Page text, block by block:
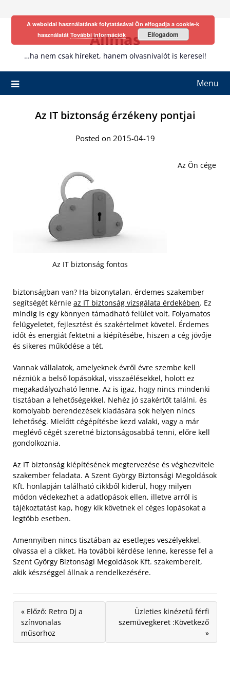
Allmas
…ha nem csak híreket, hanem olvasnivalót is keresel!
Menu
Az IT biztonság érzékeny pontjai
Posted on 2015-04-19
Az IT biztonság fontos
Az Ön cége
biztonságban van? Ha bizonytalan, érdemes szakember
segítségét kérnie az IT biztonság vizsgálata érdekében. Ez
mindig is egy könnyen támadható felület volt. Folyamatos
felügyeletet, fejlesztést és szakértelmet követel. Érdemes
időt és energiát fektetni a kiépítésébe, hiszen a cég jövője
és sikeres működése a tét.
Vannak vállalatok, amelyeknek évről évre szembe kell
nézniük a belső lopásokkal, visszaélésekkel, holott ez
megakadályozható lenne. Az is igaz, hogy nincs mindenki
tisztában a lehetőségekkel. Nehéz jó szakértőt találni, és
komolyabb berendezések kiadására sok helyen nincs
lehetőség. Mielőtt cégépítésbe kezd valaki, vagy a már
meglévő cégét szeretné biztonságosabbá tenni, előre kell
gondolkoznia.
Az IT biztonság kiépítésének megtervezése és véghezvitele
szakember feladata. A Szent György Biztonsági Megoldások
Kft. honlapján található cikkből kiderül, hogy milyen
módon védekezhet a adatlopások ellen, illetve arról is
tájékoztatást kap, hogy kik követnek el céges lopásokat a
legtöbb esetben.
Amennyiben nincs tisztában az esetleges veszélyekkel,
olvassa el a cikket. Ha további kérdése lenne, keresse fel a
Szent György Biztonsági Megoldások Kft. szakembereit,
akik készséggel állnak a rendelkezésére.
« Előző: Retro Dj a
színvonalas
műsorhoz
Üzleties kinézetű férfi
szemüvegkeret :Következő
»
A weboldal használatának folytatásával Ön elfogadja a cookie-k
használatát További információk Elfogadom